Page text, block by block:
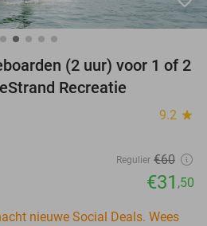
(2 uur) voor 1 of 2
Recreatie
9.2 star
Regulier €60
€31 ,50
nieuwe Social Deals. Wees